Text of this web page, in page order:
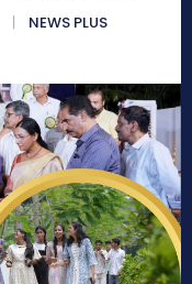
NEWS PLUS